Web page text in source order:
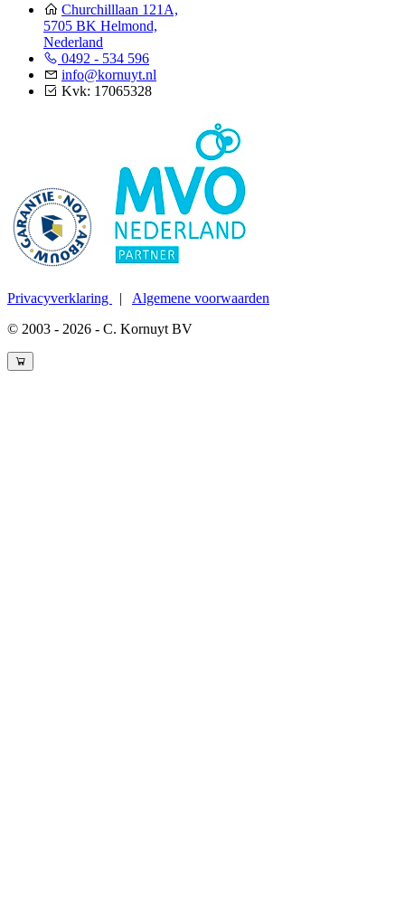
Churchilllaan 121A,
5705 BK Helmond,
Nederland
0492 - 534 596
info@kornuyt.nl
Kvk: 17065328
Privacyverklaring | Algemene voorwaarden
© 2003 - 2026 - C. Kornuyt BV